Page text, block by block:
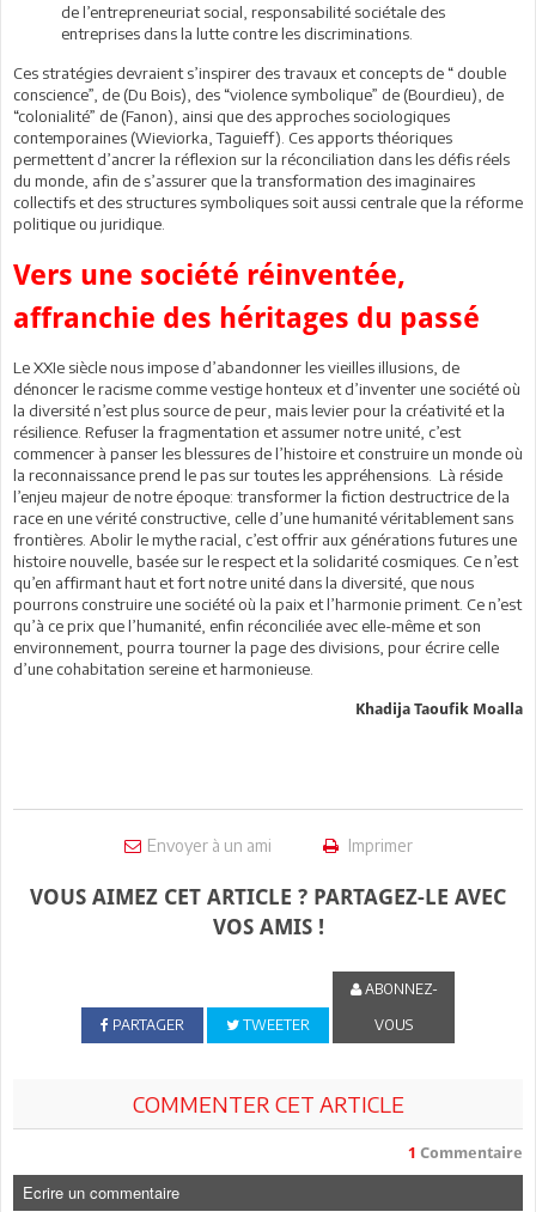
de l’entrepreneuriat social, responsabilité sociétale des
entreprises dans la lutte contre les discriminations.
Ces stratégies devraient s’inspirer des travaux et concepts de “ double
conscience”, de (Du Bois), des “violence symbolique” de (Bourdieu), de
“colonialité” de (Fanon), ainsi que des approches sociologiques
contemporaines (Wieviorka, Taguieff). Ces apports théoriques
permettent d’ancrer la réflexion sur la réconciliation dans les défis réels
du monde, afin de s’assurer que la transformation des imaginaires
collectifs et des structures symboliques soit aussi centrale que la réforme
politique ou juridique.
Vers une société réinventée,
affranchie des héritages du passé
Le XXIe siècle nous impose d’abandonner les vieilles illusions, de
dénoncer le racisme comme vestige honteux et d’inventer une société où
la diversité n’est plus source de peur, mais levier pour la créativité et la
résilience. Refuser la fragmentation et assumer notre unité, c’est
commencer à panser les blessures de l’histoire et construire un monde où
la reconnaissance prend le pas sur toutes les appréhensions. Là réside
l’enjeu majeur de notre époque: transformer la fiction destructrice de la
race en une vérité constructive, celle d’une humanité véritablement sans
frontières. Abolir le mythe racial, c’est offrir aux générations futures une
histoire nouvelle, basée sur le respect et la solidarité cosmiques. Ce n’est
qu’en affirmant haut et fort notre unité dans la diversité, que nous
pourrons construire une société où la paix et l’harmonie priment. Ce n’est
qu’à ce prix que l’humanité, enfin réconciliée avec elle-même et son
environnement, pourra tourner la page des divisions, pour écrire celle
d’une cohabitation sereine et harmonieuse.
Khadija Taoufik Moalla
Envoyer à un ami Imprimer
VOUS AIMEZ CET ARTICLE ? PARTAGEZ-LE AVEC
VOS AMIS !
PARTAGER TWEETER
ABONNEZ-
VOUS
COMMENTER CET ARTICLE
1 Commentaire
Ecrire un commentaire